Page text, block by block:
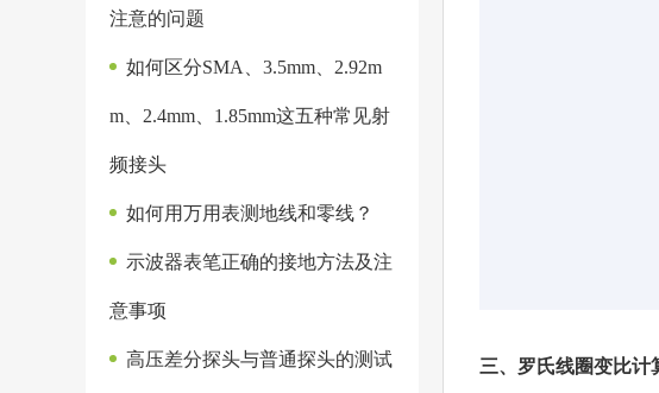
三、罗氏线圈变比计
注意的问题
如何区分SMA、3.5mm、2.92m
m、2.4mm、1.85mm这五种常见射
频接头
如何用万用表测地线和零线？
示波器表笔正确的接地方法及注
意事项
高压差分探头与普通探头的测试